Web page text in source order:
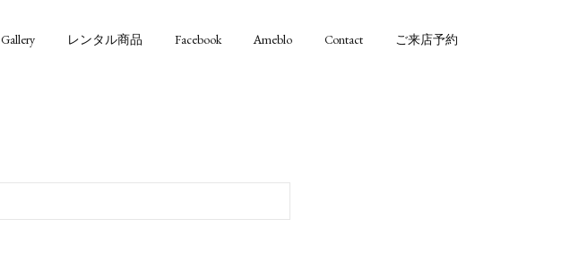
Gallery レンタル商品 Facebook Ameblo Contact ご来店予約